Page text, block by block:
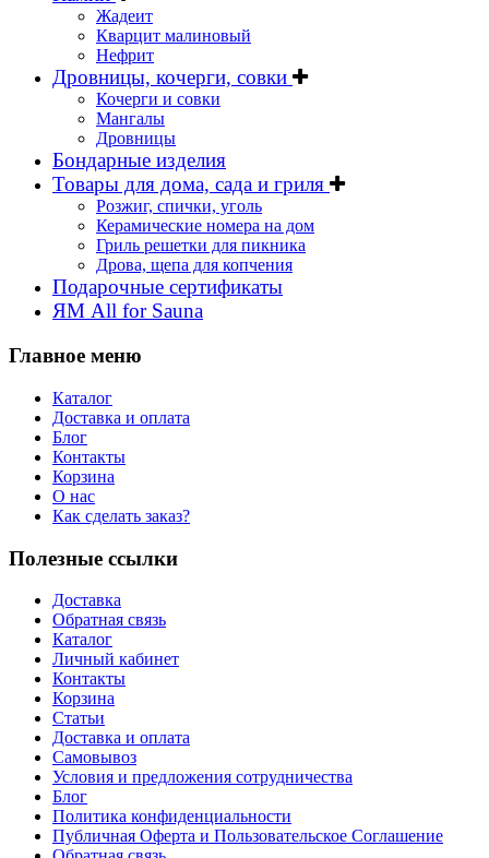
Жадеит
Кварцит малиновый
Нефрит
Дровницы, кочерги, совки
Кочерги и совки
Мангалы
Дровницы
Бондарные изделия
Товары для дома, сада и гриля
Розжиг, спички, уголь
Керамические номера на дом
Гриль решетки для пикника
Дрова, щепа для копчения
Подарочные сертификаты
ЯМ All for Sauna
Главное меню
Каталог
Доставка и оплата
Блог
Контакты
Корзина
О нас
Как сделать заказ?
Полезные ссылки
Доставка
Обратная связь
Каталог
Личный кабинет
Контакты
Корзина
Статьи
Доставка и оплата
Самовывоз
Условия и предложения сотрудничества
Блог
Политика конфиденциальности
Публичная Оферта и Пользовательское Соглашение